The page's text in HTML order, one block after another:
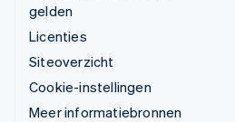
gelden
Licenties
Siteoverzicht
Cookie-instellingen
Meer informatiebronnen